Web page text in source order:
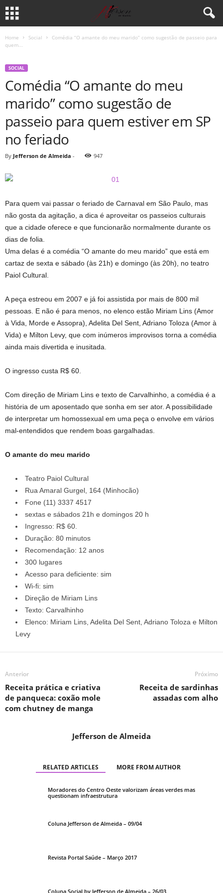
Home Social
Comédia “O amante do meu marido” como sugestão de passeio para
quem...
SOCIAL
Comédia “O amante do meu
marido” como sugestão de
passeio para quem estiver em SP
no feriado
By Jefferson de Almeida - 947
Para quem vai passar o feriado de Carnaval em São Paulo, mas
não gosta da agitação, a dica é aproveitar os passeios culturais
que a cidade oferece e que funcionarão normalmente durante os
dias de folia.
Uma delas é a comédia “O amante do meu marido” que está em
cartaz de sexta e sábado (às 21h) e domingo (às 20h), no teatro
Paiol Cultural.
A peça estreou em 2007 e já foi assistida por mais de 800 mil
pessoas. E não é para menos, no elenco estão Miriam Lins (Amor
à Vida, Morde e Assopra), Adelita Del Sent, Adriano Toloza (Amor à
Vida) e Milton Levy, que com inúmeros improvisos torna a comédia
ainda mais divertida e inusitada.
O ingresso custa R$ 60.
Com direção de Miriam Lins e texto de Carvalhinho, a comédia é a
história de um aposentado que sonha em ser ator. A possibilidade
de interpretar um homossexual em uma peça o envolve em vários
mal-entendidos que rendem boas gargalhadas.
O amante do meu marido
Teatro Paiol Cultural
Rua Amaral Gurgel, 164 (Minhocão)
Fone (11) 3337 4517
sextas e sábados 21h e domingos 20 h
Ingresso: R$ 60.
Duração: 80 minutos
Recomendação: 12 anos
300 lugares
Acesso para deficiente: sim
Wi-fi: sim
Direção de Miriam Lins
Texto: Carvalhinho
Elenco: Miriam Lins, Adelita Del Sent, Adriano Toloza e Milton
Levy
Anterior
Receita prática e criativa
de panqueca: coxão mole
com chutney de manga
Próximo
Receita de sardinhas
assadas com alho
Jefferson de Almeida
RELATED ARTICLES MORE FROM AUTHOR
Moradores do Centro Oeste valorizam áreas verdes mas
questionam infraestrutura
Coluna Jefferson de Almeida – 09/04
Revista Portal Saúde – Março 2017
Coluna Social by Jefferson de Almeida – 26/03